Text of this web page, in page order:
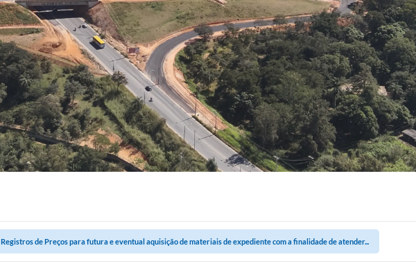
Registros de Preços para futura e eventual aquisição de materiais de expediente com a finalidade de atender...